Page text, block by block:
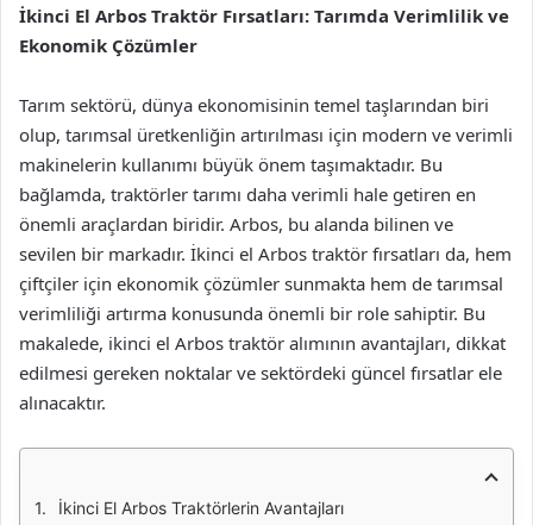
İkinci El Arbos Traktör Fırsatları: Tarımda Verimlilik ve
Ekonomik Çözümler
Tarım sektörü, dünya ekonomisinin temel taşlarından biri
olup, tarımsal üretkenliğin artırılması için modern ve verimli
makinelerin kullanımı büyük önem taşımaktadır. Bu
bağlamda, traktörler tarımı daha verimli hale getiren en
önemli araçlardan biridir. Arbos, bu alanda bilinen ve
sevilen bir markadır. İkinci el Arbos traktör fırsatları da, hem
çiftçiler için ekonomik çözümler sunmakta hem de tarımsal
verimliliği artırma konusunda önemli bir role sahiptir. Bu
makalede, ikinci el Arbos traktör alımının avantajları, dikkat
edilmesi gereken noktalar ve sektördeki güncel fırsatlar ele
alınacaktır.
İkinci El Arbos Traktörlerin Avantajları